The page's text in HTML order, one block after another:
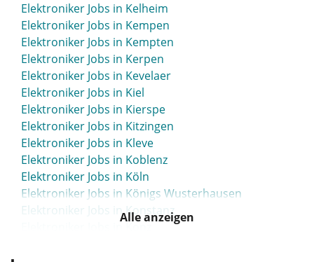
Elektroniker Jobs in Kelheim
Elektroniker Jobs in Kempen
Elektroniker Jobs in Kempten
Elektroniker Jobs in Kerpen
Elektroniker Jobs in Kevelaer
Elektroniker Jobs in Kiel
Elektroniker Jobs in Kierspe
Elektroniker Jobs in Kitzingen
Elektroniker Jobs in Kleve
Elektroniker Jobs in Koblenz
Elektroniker Jobs in Köln
Elektroniker Jobs in Königs Wusterhausen
Elektroniker Jobs in Konstanz
Alle anzeigen